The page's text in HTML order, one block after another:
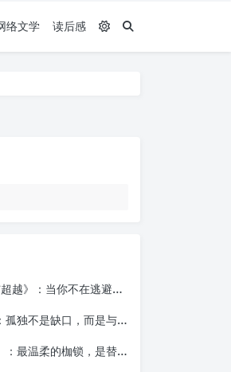
络文学 读后感
在逃避自己，一切才真正的开始
缺口，而是与自己相遇的入口
的枷锁，是替你做决定的善意